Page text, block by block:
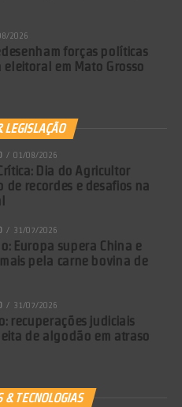
2026
forças políticas
em Mato Grosso
LEGISLAÇÃO
01/08/2026
Dia do Agricultor
de recordes e desafios na
31/07/2026
Europa supera China e
pela carne bovina de
31/07/2026
recuperações judiciais
de algodão em atraso
& TECNOLOGIAS